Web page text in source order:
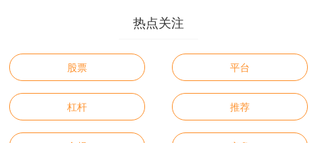
热点关注
股票 平台
杠杆 推荐